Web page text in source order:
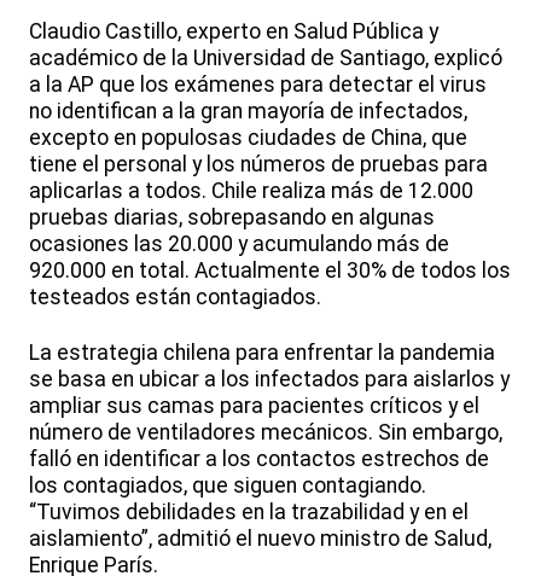
Claudio Castillo, experto en Salud Pública y
académico de la Universidad de Santiago, explicó
a la AP que los exámenes para detectar el virus
no identifican a la gran mayoría de infectados,
excepto en populosas ciudades de China, que
tiene el personal y los números de pruebas para
aplicarlas a todos. Chile realiza más de 12.000
pruebas diarias, sobrepasando en algunas
ocasiones las 20.000 y acumulando más de
920.000 en total. Actualmente el 30% de todos los
testeados están contagiados.
La estrategia chilena para enfrentar la pandemia
se basa en ubicar a los infectados para aislarlos y
ampliar sus camas para pacientes críticos y el
número de ventiladores mecánicos. Sin embargo,
falló en identificar a los contactos estrechos de
los contagiados, que siguen contagiando.
“Tuvimos debilidades en la trazabilidad y en el
aislamiento”, admitió el nuevo ministro de Salud,
Enrique París.